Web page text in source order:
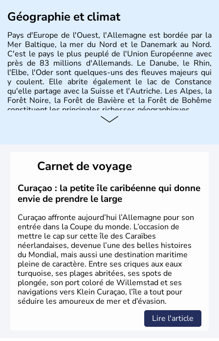
Géographie et climat
Pays d'Europe de l'Ouest, l'Allemagne est bordée par la
Mer Baltique, la mer du Nord et le Danemark au Nord.
C'est le pays le plus peuplé de l'Union Européenne avec
près de 83 millions d'Allemands. Le Danube, le Rhin,
l'Elbe, l'Oder sont quelques-uns des fleuves majeurs qui
y coulent. Elle abrite également le lac de Constance
qu'elle partage avec la Suisse et l'Autriche. Les Alpes, la
Forêt Noire, la Forêt de Bavière et la Forêt de Bohême
constituent les principales richesses géographiques.
lesquelles bénéficient d'une grande autonomie. Le pays
peut se targuer de grands noms qu'il a vu naître dans tous
les domaines, des arts à la politique en passant par la
philosophie. Hertz, Gutenberg, Heidegger, Thomas Mann,
Herman Hesse ou bien Hegel en font partie.
Carnet de voyage
Curaçao : la petite île caribéenne qui donne
envie de prendre le large
Curaçao affronte aujourd’hui l’Allemagne pour son
entrée dans la Coupe du monde. L’occasion de
mettre le cap sur cette île des Caraïbes
néerlandaises, devenue l’une des belles histoires
du Mondial, mais aussi une destination maritime
pleine de caractère. Entre ses criques aux eaux
turquoise, ses plages abritées, ses spots de
plongée, son port coloré de Willemstad et ses
navigations vers Klein Curaçao, l’île a tout pour
séduire les amoureux de mer et d’évasion.
Lire l'article